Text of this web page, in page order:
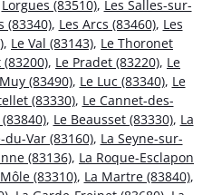
Lorgues (83510), Les Salles-sur-
(83340), Les Arcs (83460), Les
, Le Val (83143), Le Thoronet
(83200), Le Pradet (83220), Le
(83490), Le Luc (83340), Le
(83330), Le Cannet-des-
, Le Beausset (83330), La
du-Var (83160), La Seyne-sur-
(83136), La Roque-Esclapon
(83310), La Martre (83840),